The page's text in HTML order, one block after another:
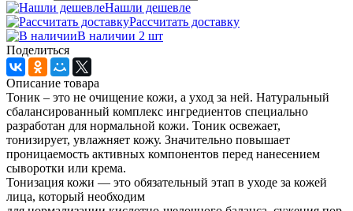
Нашли дешевле
Рассчитать доставку
В наличии 2 шт
Поделиться
Описание товара
Тоник – это не очищение кожи, а уход за ней. Натуральный
сбалансированный комплекс ингредиентов специально
разработан для нормальной кожи. Тоник освежает,
тонизирует, увлажняет кожу. Значительно повышает
проницаемость активных компонентов перед нанесением
сыворотки или крема.
Тонизация кожи — это обязательный этап в уходе за кожей
лица, который необходим